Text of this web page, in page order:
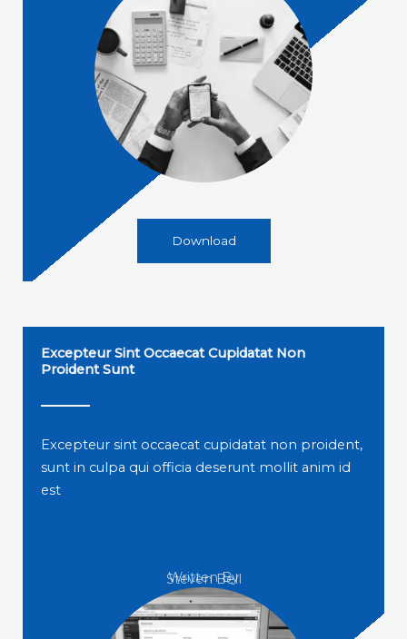
Download
Excepteur Sint Occaecat Cupidatat Non
Proident Sunt
Excepteur sint occaecat cupidatat non proident,
sunt in culpa qui officia deserunt mollit anim id
est
Written By
Steven Bell